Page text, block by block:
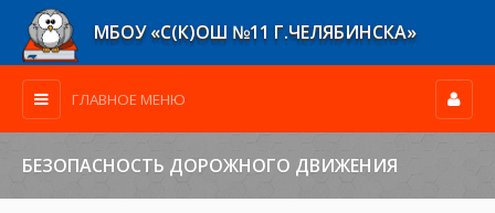
МБОУ «С(К)ОШ №11 Г.ЧЕЛЯБИНСКА»
ГЛАВНОЕ МЕНЮ
БЕЗОПАСНОСТЬ ДОРОЖНОГО ДВИЖЕНИЯ